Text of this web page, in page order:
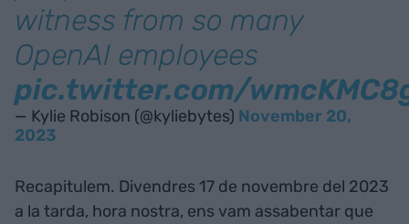
witness from so many
OpenAI employees
pic.twitter.com/
— Kylie Robison (@kyliebytes) November 20,
2023
Recapitulem. Divendres 17 de novembre del 2023
a la tarda, hora nostra, ens vam assabentar que